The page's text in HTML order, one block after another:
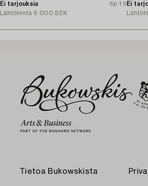
Ei tarjouksia
6p 1 h
Lähtöhinta 6 000 SEK
Ei
Tietoa Bukowskista